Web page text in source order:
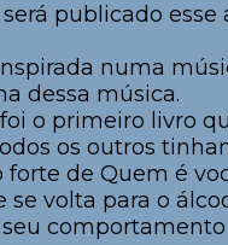
publicado
numa
dessa música.
o primeiro livro
os outros
de Quem é
volta para o